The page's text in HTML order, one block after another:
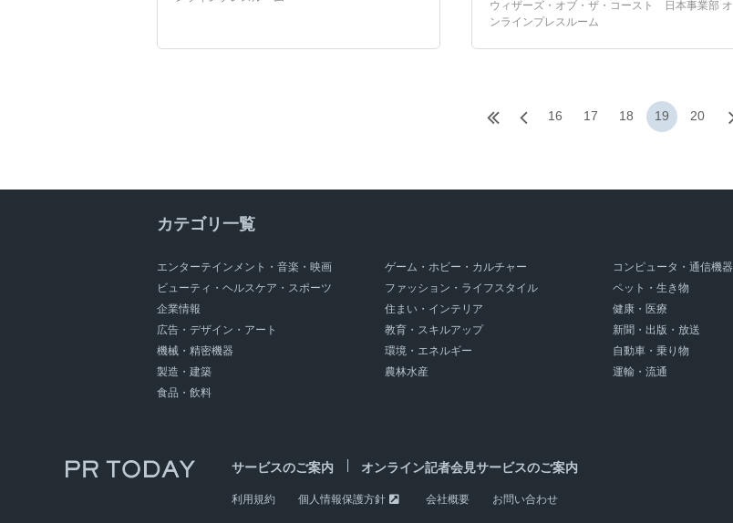
ウィザーズ・オブ・ザ・コースト
ギャザ
ウィザーズ・オブ・ザ・コースト 日本事業部 オ
ンラインプレスルーム
16 17 18 19 20
カテゴリ一覧
エンターテインメント・音楽・映画 ゲーム・ホビー・カルチャー コンピュータ・通信機器
ビューティ・ヘルスケア・スポーツ
ファッション・ライフスタイル ペット・生き物
企業情報
住まい・インテリア 健康・医療
広告・デザイン・アート
教育・スキルアップ 新聞・出版・放送
機械・精密機器
環境・エネルギー 自動車・乗り物
製造・建築
農林水産 運輸・流通
食品・飲料
サービスのご案内 オンライン記者会見サービスのご案内
利用規約 個人情報保護方針 会社概要 お問い合わせ